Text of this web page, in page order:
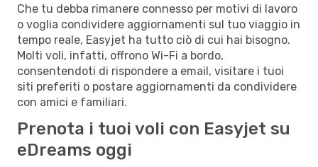
Che tu debba rimanere connesso per motivi di lavoro
o voglia condividere aggiornamenti sul tuo viaggio in
tempo reale, Easyjet ha tutto ciò di cui hai bisogno.
Molti voli, infatti, offrono Wi-Fi a bordo,
consentendoti di rispondere a email, visitare i tuoi
siti preferiti o postare aggiornamenti da condividere
con amici e familiari.
Prenota i tuoi voli con Easyjet su
eDreams oggi